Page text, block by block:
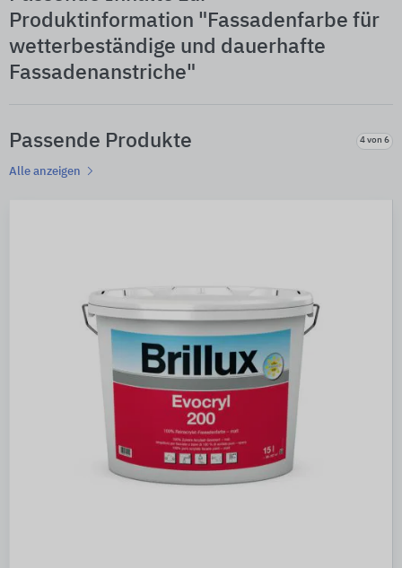
Produktinformation "Fassadenfarbe für
wetterbeständige und dauerhafte
Fassadenanstriche"
Passende Produkte 4 von 6
Alle anzeigen